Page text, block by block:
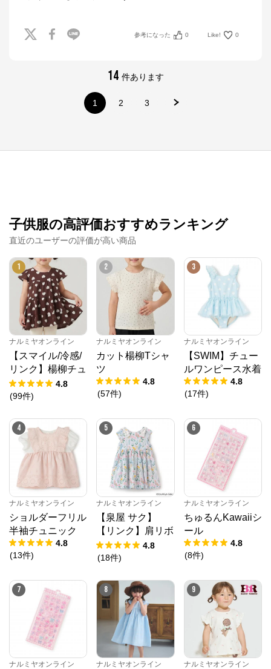
参考になった 0 Like! 0
14 件あります
1 2 3
子供服の高評価おすすめランキング
直近のユーザーの評価が高い商品
1
ナルミヤオンライン
【スマイル/冷感/
リンク】楊柳チュ
ニック
4.8
(99件)
2
ナルミヤオンライン
カット楊柳Tシャ
ツ
4.8
(57件)
3
ナルミヤオンライン
【SWIM】チュー
ルワンピース水着
4.8
(17件)
4
ナルミヤオンライン
ショルダーフリル
半袖チュニック
4.8
(13件)
5
ナルミヤオンライン
【泉屋 サク】
【リンク】肩リボ
ンフラワーキャッ
トワンピース
4.8
(18件)
6
ナルミヤオンライン
ちゅるんKawaiiシ
ール
4.8
(8件)
7
ナルミヤオンライン
8
ナルミヤオンライン
9
ナルミヤオンライン
公式ECサイト
※外部サイトが開きます
ナルミヤオンラインからのコメント
ナルミヤオンライン公式通販ショップ。人気子供服メ
ゾピアノ、プティマイン、ラブトキシック、アナスイ
ミニ等、全ブランド、全商品をご覧いただけます。